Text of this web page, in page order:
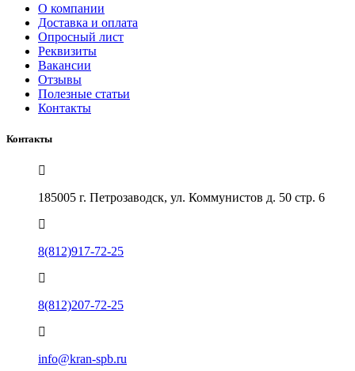
О компании
Доставка и оплата
Опросный лист
Реквизиты
Вакансии
Отзывы
Полезные статьи
Контакты
Контакты
185005 г. Петрозаводск, ул. Коммунистов д. 50 стр. 6
8(812)917-72-25
8(812)207-72-25
info@kran-spb.ru